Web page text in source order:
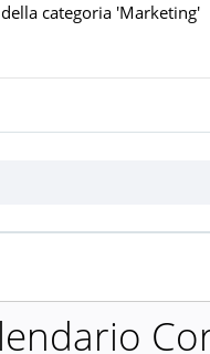
della categoria 'Marketing'